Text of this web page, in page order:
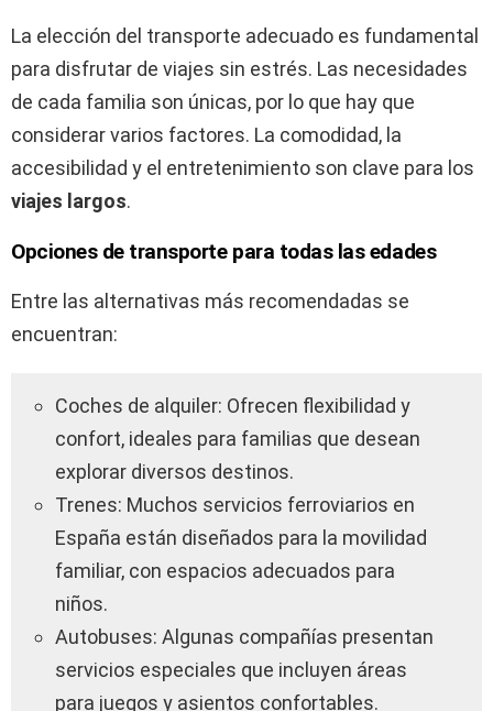
La elección del transporte adecuado es fundamental
para disfrutar de viajes sin estrés. Las necesidades
de cada familia son únicas, por lo que hay que
considerar varios factores. La comodidad, la
accesibilidad y el entretenimiento son clave para los
viajes largos.
Opciones de transporte para todas las edades
Entre las alternativas más recomendadas se
encuentran:
Coches de alquiler: Ofrecen flexibilidad y
confort, ideales para familias que desean
explorar diversos destinos.
Trenes: Muchos servicios ferroviarios en
España están diseñados para la movilidad
familiar, con espacios adecuados para
niños.
Autobuses: Algunas compañías presentan
servicios especiales que incluyen áreas
para juegos y asientos confortables.